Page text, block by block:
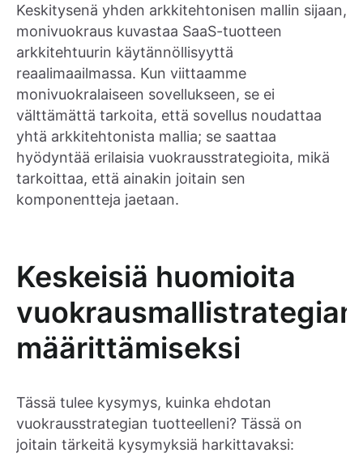
Keskitysenä yhden arkkitehtonisen mallin sijaan,
monivuokraus kuvastaa SaaS-tuotteen
arkkitehtuurin käytännöllisyyttä
reaalimaailmassa. Kun viittaamme
monivuokralaiseen sovellukseen, se ei
välttämättä tarkoita, että sovellus noudattaa
yhtä arkkitehtonista mallia; se saattaa
hyödyntää erilaisia vuokrausstrategioita, mikä
tarkoittaa, että ainakin joitain sen
komponentteja jaetaan.
Keskeisiä huomioita
vuokrausmallistrategian
määrittämiseksi
Tässä tulee kysymys, kuinka ehdotan
vuokrausstrategian tuotteelleni? Tässä on
joitain tärkeitä kysymyksiä harkittavaksi: